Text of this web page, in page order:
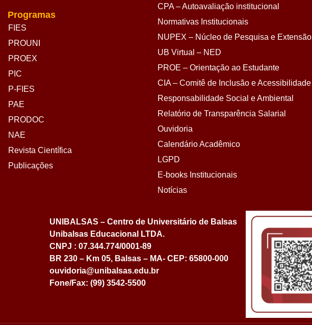
Programas
FIES
PROUNI
PROEX
PIC
P-FIES
PAE
PRODOC
NAE
Revista Científica
Publicações
CPA – Autoavaliação institucional
Normativas Institucionais
NUPEX – Núcleo de Pesquisa e Extensão
UB Virtual – NED
PROE – Orientação ao Estudante
CIA – Comitê de Inclusão e Acessibilidade
Responsabilidade Social e Ambiental
Relatório de Transparência Salarial
Ouvidoria
Calendário Acadêmico
LGPD
E-books Institucionais
Notícias
UNIBALSAS – Centro de Universitário de Balsas
Unibalsas Educacional LTDA.
CNPJ : 07.344.774/0001-89
BR 230 – Km 05, Balsas – MA- CEP: 65800-000
ouvidoria@unibalsas.edu.br
Fone/Fax: (99) 3542-5500